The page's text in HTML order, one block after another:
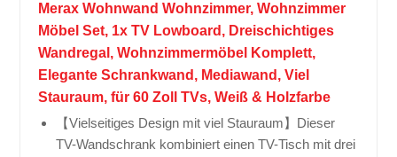
Merax Wohnwand Wohnzimmer, Wohnzimmer
Möbel Set, 1x TV Lowboard, Dreischichtiges
Wandregal, Wohnzimmermöbel Komplett,
Elegante Schrankwand, Mediawand, Viel
Stauraum, für 60 Zoll TVs, Weiß & Holzfarbe
【Vielseitiges Design mit viel Stauraum】Dieser
TV-Wandschrank kombiniert einen TV-Tisch mit drei